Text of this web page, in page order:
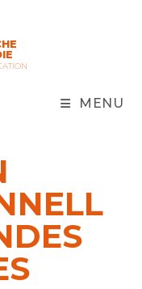
MENU